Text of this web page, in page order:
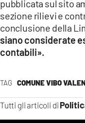
TAG COMUNE VIBO
Tutti gli articoli di
pubblicata sul sito
sezione rilievi e
conclusione della
siano considerate
contabili».